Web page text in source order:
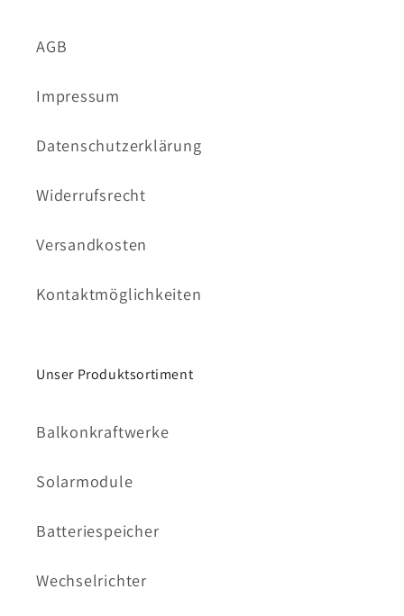
AGB
Impressum
Datenschutzerklärung
Widerrufsrecht
Versandkosten
Kontaktmöglichkeiten
Unser Produktsortiment
Balkonkraftwerke
Solarmodule
Batteriespeicher
Wechselrichter